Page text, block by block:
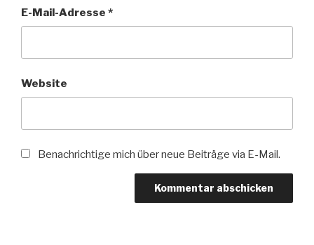
E-Mail-Adresse *
Website
Benachrichtige mich über neue Beiträge via E-Mail.